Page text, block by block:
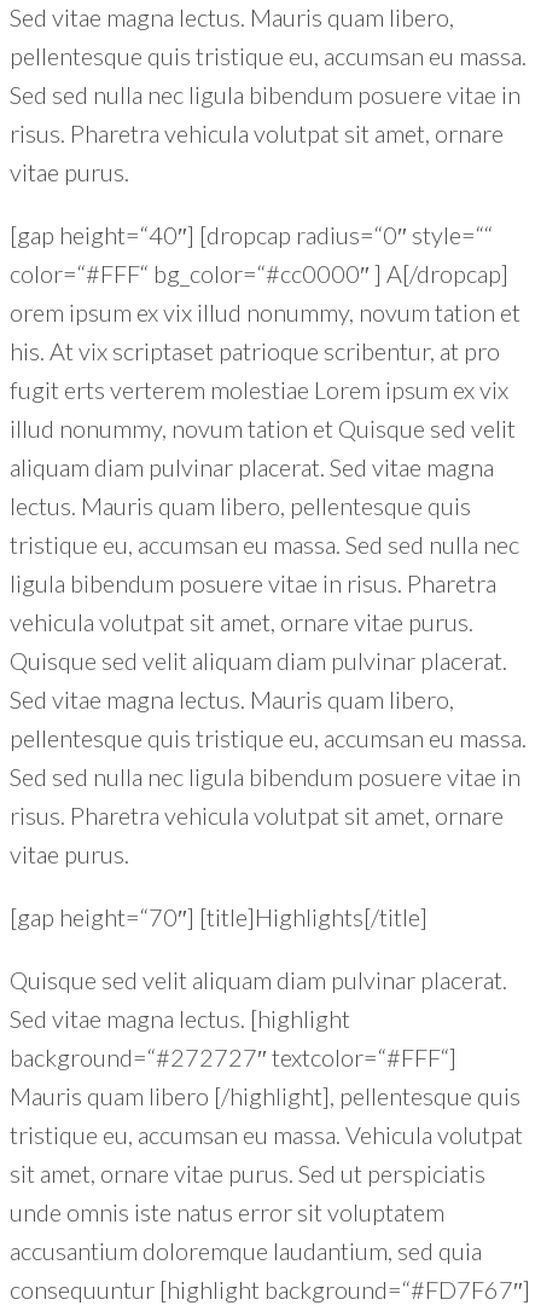
Sed vitae magna lectus. Mauris quam libero,
pellentesque quis tristique eu, accumsan eu massa.
Sed sed nulla nec ligula bibendum posuere vitae in
risus. Pharetra vehicula volutpat sit amet, ornare
vitae purus.
[gap height=“40″] [dropcap radius=“0″ style=““
color=“#FFF“ bg_color=“#cc0000″ ] A[/dropcap]
orem ipsum ex vix illud nonummy, novum tation et
his. At vix scriptaset patrioque scribentur, at pro
fugit erts verterem molestiae Lorem ipsum ex vix
illud nonummy, novum tation et Quisque sed velit
aliquam diam pulvinar placerat. Sed vitae magna
lectus. Mauris quam libero, pellentesque quis
tristique eu, accumsan eu massa. Sed sed nulla nec
ligula bibendum posuere vitae in risus. Pharetra
vehicula volutpat sit amet, ornare vitae purus.
Quisque sed velit aliquam diam pulvinar placerat.
Sed vitae magna lectus. Mauris quam libero,
pellentesque quis tristique eu, accumsan eu massa.
Sed sed nulla nec ligula bibendum posuere vitae in
risus. Pharetra vehicula volutpat sit amet, ornare
vitae purus.
[gap height=“70″] [title]Highlights[/title]
Quisque sed velit aliquam diam pulvinar placerat.
Sed vitae magna lectus. [highlight
background=“#272727″ textcolor=“#FFF“]
Mauris quam libero [/highlight], pellentesque quis
tristique eu, accumsan eu massa. Vehicula volutpat
sit amet, ornare vitae purus. Sed ut perspiciatis
unde omnis iste natus error sit voluptatem
accusantium doloremque laudantium, sed quia
consequuntur [highlight background=“#FD7F67″]